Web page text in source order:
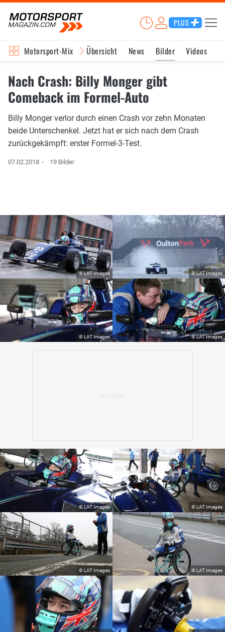
PLUS
Motorsport-Mix Übersicht News Bilder Videos
Nach Crash: Billy Monger gibt
Comeback im Formel-Auto
Billy Monger verlor durch einen Crash vor zehn Monaten
beide Unterschenkel. Jetzt hat er sich nach dem Crash
zurückgekämpft: erster Formel-3-Test.
07.02.2018 19 Bilder